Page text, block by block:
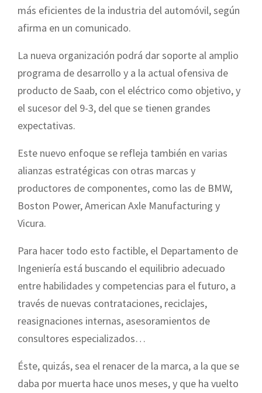
más eficientes de la industria del automóvil, según
afirma en un comunicado.
La nueva organización podrá dar soporte al amplio
programa de desarrollo y a la actual ofensiva de
producto de Saab, con el eléctrico como objetivo, y
el sucesor del 9-3, del que se tienen grandes
expectativas.
Este nuevo enfoque se refleja también en varias
alianzas estratégicas con otras marcas y
productores de componentes, como las de BMW,
Boston Power, American Axle Manufacturing y
Vicura.
Para hacer todo esto factible, el Departamento de
Ingeniería está buscando el equilibrio adecuado
entre habilidades y competencias para el futuro, a
través de nuevas contrataciones, reciclajes,
reasignaciones internas, asesoramientos de
consultores especializados…
Éste, quizás, sea el renacer de la marca, a la que se
daba por muerta hace unos meses, y que ha vuelto